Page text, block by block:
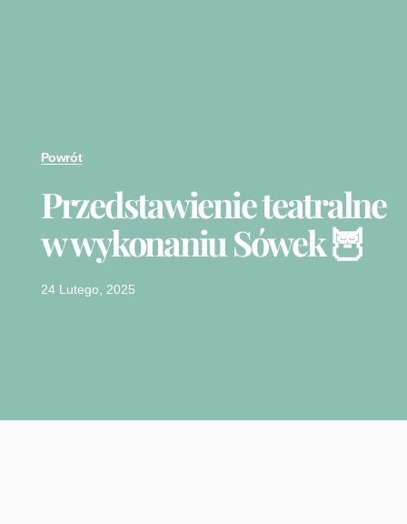
Powrót
Przedstawienie teatralne
w wykonaniu Sówek 🦉
24 Lutego, 2025